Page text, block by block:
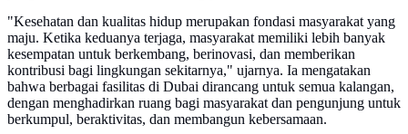
"Kesehatan dan kualitas hidup merupakan fondasi masyarakat yang
maju. Ketika keduanya terjaga, masyarakat memiliki lebih banyak
kesempatan untuk berkembang, berinovasi, dan memberikan
kontribusi bagi lingkungan sekitarnya," ujarnya. Ia mengatakan
bahwa berbagai fasilitas di Dubai dirancang untuk semua kalangan,
dengan menghadirkan ruang bagi masyarakat dan pengunjung untuk
berkumpul, beraktivitas, dan membangun kebersamaan.